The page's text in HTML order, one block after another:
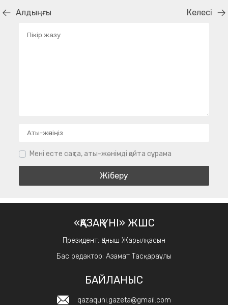
Алдыңғы Келесі
Мені есте сақта, аты-жөнімді қайта сұрама
«ҚАЗАҚ ҮНІ» ЖШС
Президент: Қаныш Жарылқасын
Бас редактор: Азамат Тасқараұлы
БАЙЛАНЫС
qazaquni.gazeta@gmail.com